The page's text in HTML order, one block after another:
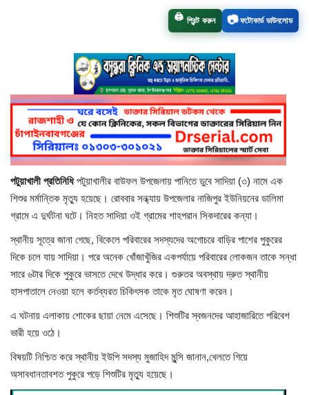
নাচোল
শিবগঞ্জ
গোমস্তাপুর
ভোলাহাট
নওগাঁ
রংপুর
খাগড়াছড়ি
ব্রাহ্মণবাড়িয়া
🖨️ প্রিন্ট করুন 📷ফটোকার্ড ডাউনলোড
পটুয়াখালী প্রতিনিধিপটুয়াখালীর বাউফল উপজেলায় পানিতে ডুবে সাদিয়া (৩) নামে এক
শিশুর মর্মান্তিক মৃত্যু হয়েছে। রোববার সন্ধ্যায় উপজেলার নাজিপুর ইউনিয়নের ডালিমা
গ্রামে এ দুর্ঘটনা ঘটে। নিহত সাদিয়া ওই গ্রামের শাহপরান সিকদারের কন্যা।
স্থানীয় সূত্রে জানা গেছে, বিকেলে পরিবারের সদস্যদের অগোচরে বাড়ির পাশের পুকুরের
দিকে চলে যায় সাদিয়া। পরে অনেক খোঁজাখুঁজির একপর্যায়ে পরিবারের লোকজন তাকে সন্ধা
সারে ৬টার দিকে পুকুরে ভাসতে দেখে উদ্ধার করে। গুরুতর অবস্থায় দ্রুত স্থানীয়
হাসপাতালে নেওয়া হলে কর্তব্যরত চিকিৎসক তাকে মৃত ঘোষণা করেন।
এ ঘটনায় এলাকায় শোকের ছায়া নেমে এসেছে। শিশুটির স্বজনদের আহাজারিতে পরিবেশ
ভারী হয়ে ওঠে।
বিষয়টি নিশ্চিত করে স্থানীয় ইউপি সদস্য মুজাহিদ মুন্সি জানান,খেলতে গিয়ে
অসাবধানতাবশত পুকুরে পড়ে শিশুটির মৃত্যু হয়েছে।